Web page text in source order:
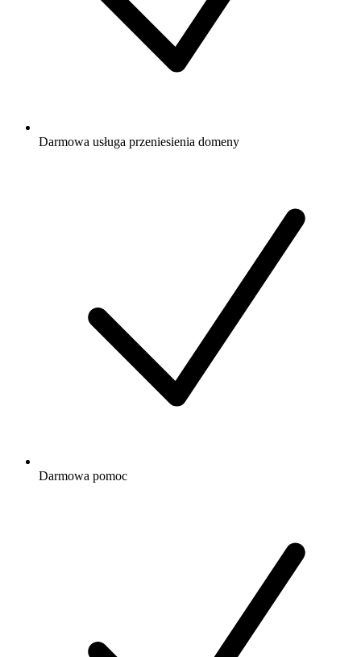
Darmowa usługa przeniesienia domeny
Darmowa pomoc